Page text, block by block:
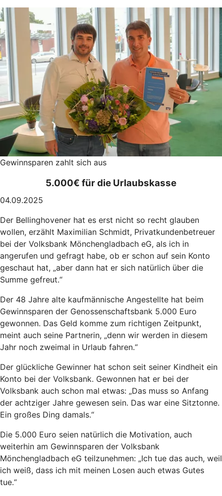
Gewinnsparen zahlt sich aus
5.000€ für die Urlaubskasse
04.09.2025
Der Bellinghovener hat es erst nicht so recht glauben
wollen, erzählt Maximilian Schmidt, Privatkundenbetreuer
bei der Volksbank Mönchengladbach eG, als ich in
angerufen und gefragt habe, ob er schon auf sein Konto
geschaut hat, „aber dann hat er sich natürlich über die
Summe gefreut.“
Der 48 Jahre alte kaufmännische Angestellte hat beim
Gewinnsparen der Genossenschaftsbank 5.000 Euro
gewonnen. Das Geld komme zum richtigen Zeitpunkt,
meint auch seine Partnerin, „denn wir werden in diesem
Jahr noch zweimal in Urlaub fahren.“
Der glückliche Gewinner hat schon seit seiner Kindheit ein
Konto bei der Volksbank. Gewonnen hat er bei der
Volksbank auch schon mal etwas: „Das muss so Anfang
der achtziger Jahre gewesen sein. Das war eine Sitztonne.
Ein großes Ding damals.“
Die 5.000 Euro seien natürlich die Motivation, auch
weiterhin am Gewinnsparen der Volksbank
Mönchengladbach eG teilzunehmen: „Ich tue das auch, weil
ich weiß, dass ich mit meinen Losen auch etwas Gutes
tue.“